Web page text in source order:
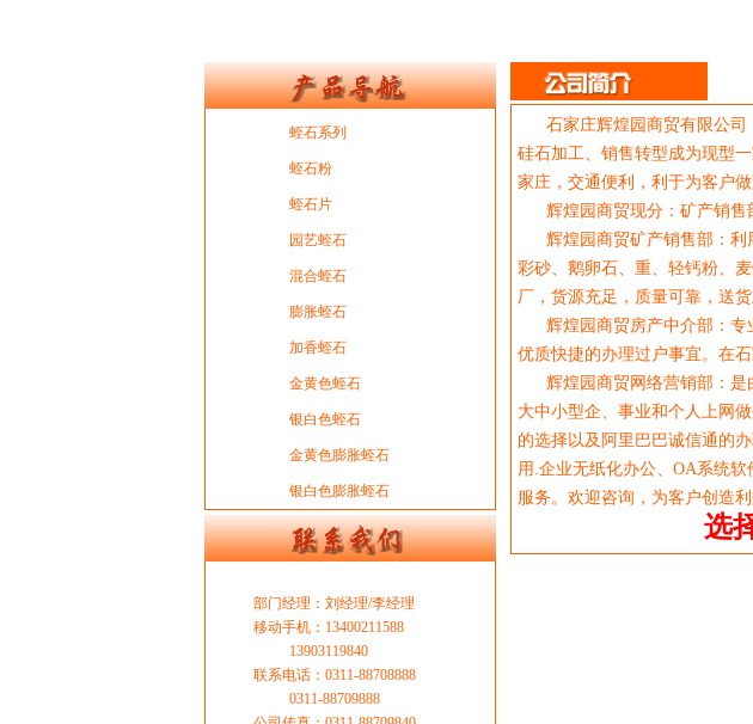
蛭石系列
蛭石粉
蛭石片
园艺蛭石
混合蛭石
膨胀蛭石
加香蛭石
金黄色蛭石
银白色蛭石
金黄色膨胀蛭石
银白色膨胀蛭石
部门经理：刘经理/李经理
移动手机：13400211588
13903119840
联系电话：0311-88708888
0311-88709888
石家庄辉煌园商贸有限公司
硅石加工、销售转型成为现型
家庄，交通便利，利于为客户做
辉煌园商贸现分：矿产销售
辉煌园商贸矿产销售部：利
彩砂、鹅卵石、重、轻钙粉、
厂，货源充足，质量可靠，送
辉煌园商贸房产中介部：专
优质快捷的办理过户事宜。在
辉煌园商贸网络营销部：是
大中小型企、事业和个人上网
的选择以及阿里巴巴诚信通的
用.企业无纸化办公、OA系统
服务。欢迎咨询，为客户创造
选择辉煌